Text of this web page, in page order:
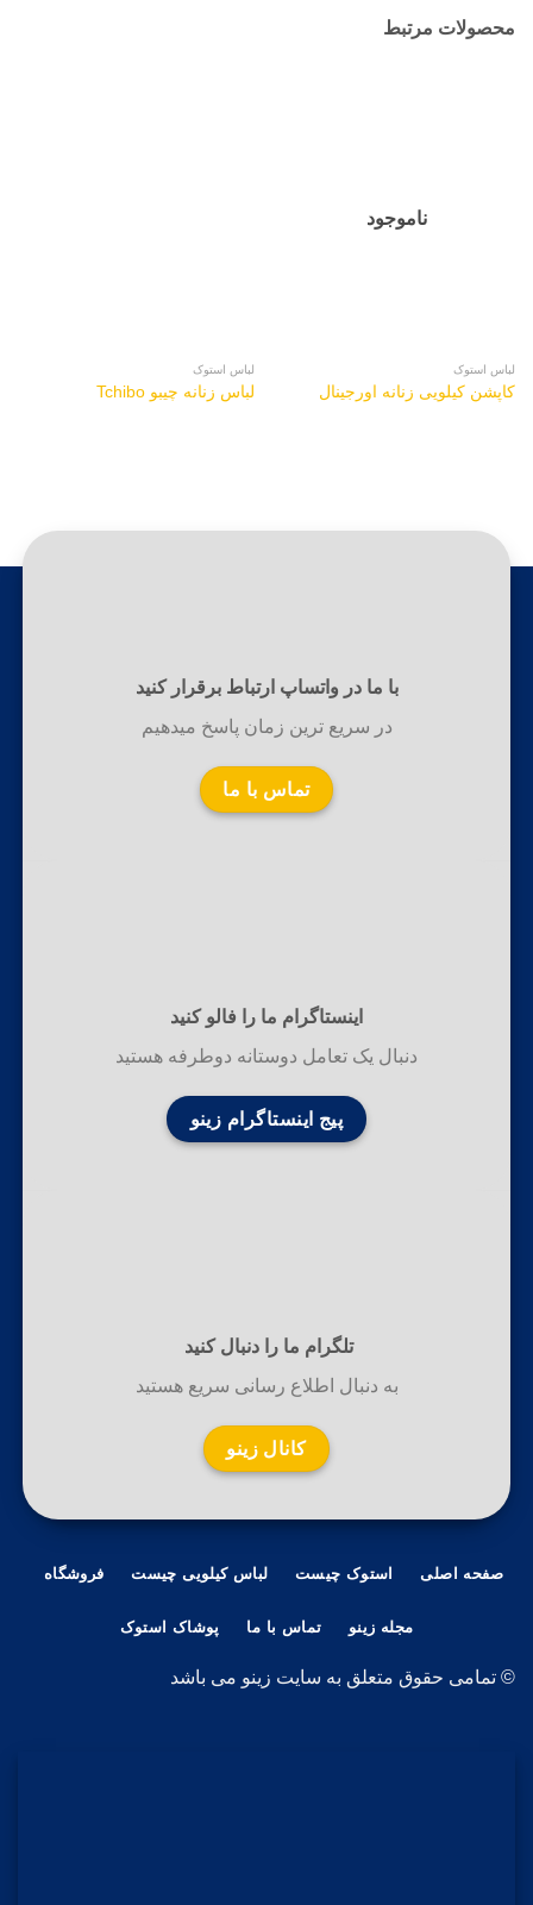
محصولات مرتبط
ناموجود
لباس استوک
کاپشن کیلویی زنانه اورجینال
لباس استوک
لباس زنانه چیبو Tchibo
با ما در واتساپ ارتباط برقرار کنید
در سریع ترین زمان پاسخ میدهیم
تماس با ما
اینستاگرام ما را فالو کنید
دنبال یک تعامل دوستانه دوطرفه هستید
پیج اینستاگرام زینو
تلگرام ما را دنبال کنید
به دنبال اطلاع رسانی سریع هستید
کانال زینو
صفحه اصلی استوک چیست لباس کیلویی چیست فروشگاه
مجله زینو تماس با ما پوشاک استوک
© تمامی حقوق متعلق به سایت زینو می باشد